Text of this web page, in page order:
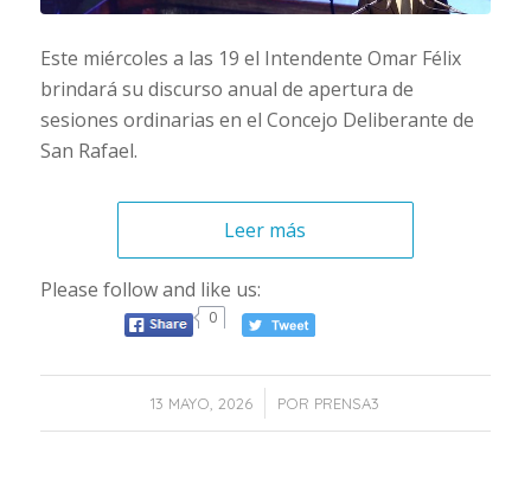
Este miércoles a las 19 el Intendente Omar Félix
brindará su discurso anual de apertura de
sesiones ordinarias en el Concejo Deliberante de
San Rafael.
Leer más
Please follow and like us:
0
13 MAYO, 2026
/ POR PRENSA3